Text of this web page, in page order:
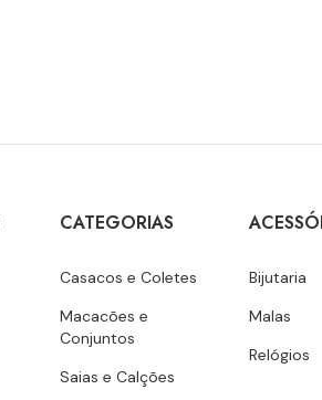
CATEGORIAS
Casacos e Coletes
Macacões e
Conjuntos
Saias e Calções
Bijutaria
Malas
Relógios